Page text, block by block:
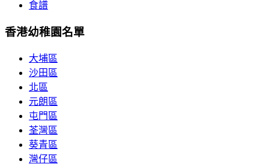
食譜
香港幼稚園名單
大埔區
沙田區
北區
元朗區
屯門區
荃灣區
葵青區
灣仔區